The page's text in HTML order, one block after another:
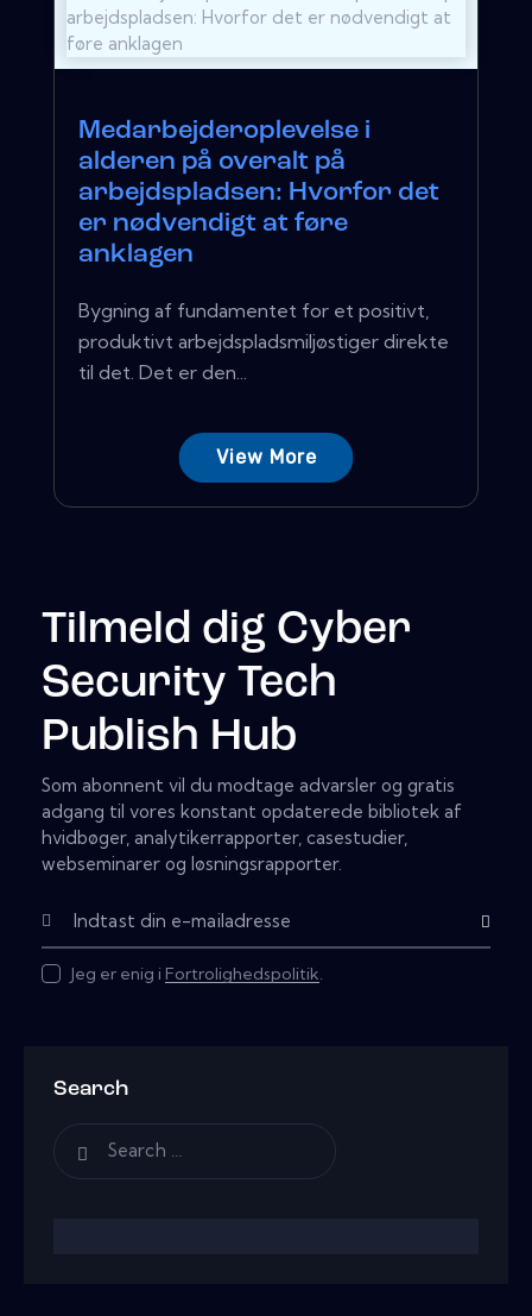
Medarbejderoplevelse i
alderen på overalt på
arbejdspladsen: Hvorfor det
er nødvendigt at føre
anklagen
Bygning af fundamentet for et positivt,
produktivt arbejdspladsmiljøstiger direkte
til det. Det er den...
View More
Tilmeld dig Cyber
Security Tech
Publish Hub
Som abonnent vil du modtage advarsler og gratis
adgang til vores konstant opdaterede bibliotek af
hvidbøger, analytikerrapporter, casestudier,
webseminarer og løsningsrapporter.
Abonner
Jeg er enig i Fortrolighedspolitik.
Search